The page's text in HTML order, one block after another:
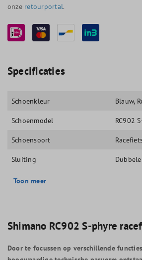
onze retourportal.
Specificaties
Schoenkleur Blauw,
Schoenmodel RC902
Schoensoort
Sluiting
Toon meer
Shimano RC902 S-phyre
Door te focussen op verschillende